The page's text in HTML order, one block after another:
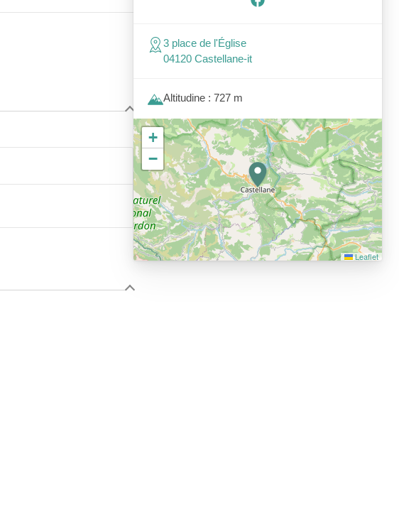
3 place de l'Église
04120 Castellane-it
Altitudine : 727 m
+
−
Leaflet